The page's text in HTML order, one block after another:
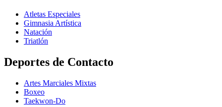
Atletas Especiales
Gimnasia Artística
Natación​
Triatlón​
Deportes de Contacto
Artes Marciales Mixtas
Boxeo
Taekwon-Do